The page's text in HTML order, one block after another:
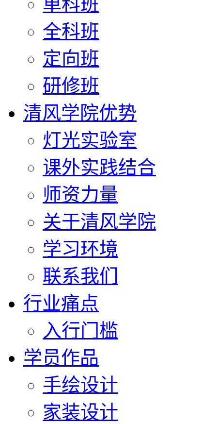
全科班
定向班
研修班
清风学院优势
灯光实验室
课外实践结合
师资力量
关于清风学院
学习环境
联系我们
行业痛点
入行门槛
学员作品
手绘设计
家装设计